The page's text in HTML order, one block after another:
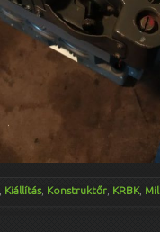
Kiállítás, Konstruktőr KRBK,